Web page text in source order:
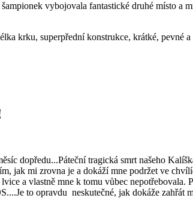
vybojovala fantastické druhé místo a
krku, superpřední konstrukce, krátké, pevné
dopředu...Páteční tragická smrt našeho
jak mi zrovna je a dokáží mne podržet ve
a vlastně mne k tomu vůbec
to opravdu neskutečné, jak dokáže zahřát